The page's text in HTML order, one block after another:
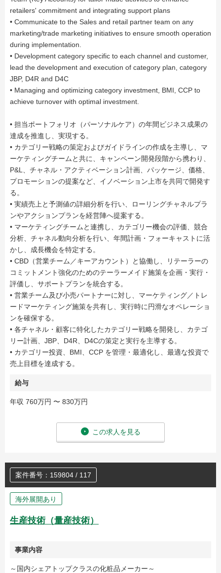
retailers' commitment and integrating support plans
• Communicate to the Sales and retail partner team on any
marketing/trade marketing initiatives to ensure smooth operation
during implementation.
• Development category specific to each channel and customer,
lead the development and execution of category plan, category
JBP, D4R and D4C
• Managing and optimizing category investment, BMI, CCP to
achieve turnover with optimal investment.
• 担当ポートフォリオ（パーソナルケア）の年間ビジネス成果の
達成を推進し、実現する。
• カテゴリー戦略の策定およびガイドラインの作成を主導し、マ
ーケティングチームと共に、キャンペーン開発段階から携わり、
P&L、チャネル・アクティベーション計画、パッケージ、価格、
プロモーションの提案など、イノベーション上市を共同で開発す
る。
• 実績売上と予測値の詳細分析を行い、ローリングチャネルプラ
ンやアクションプランを経営陣へ提案する。
• マーケティングチームと連携し、カテゴリー機会の評価、競合
分析、チャネル動向分析を行い、年間計画・フォーキャストに活
かし、成長機会を特定する。
• CBD（営業チーム／キーアカウント）と協働し、リテーラーの
コミットメント強化のためのテーラーメイド施策を企画・実行・
評価し、サポートプランを統合する。
• 営業チーム及び小売パートナーに対し、マーケティング／トレ
ードマーケティング施策を共有し、実行時に円滑なオペレーショ
ンを確保する。
• 各チャネル・顧客に特化したカテゴリー戦略を開発し、カテゴ
リー計画、JBP、D4R、D4Cの策定と実行を主導する。
• カテゴリー投資、BMI、CCP を管理・最適化し、最適な投資で
売上目標を達成する。
給与
年収 760万円 〜 830万円
この求人を見る
案件番号：159804 / 117
海外展開あり
生産技術（量産技術）
事業内容
～国内シェアトップクラスの化粧品メーカー～